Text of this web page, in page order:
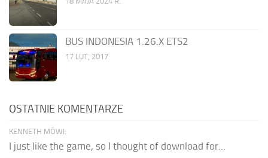
BUS INDONESIA 1.26.X ETS2
17 LUT, 2017
OSTATNIE KOMENTARZE
KENNETH MÓWI:
I just like the game, so I thought of download for...